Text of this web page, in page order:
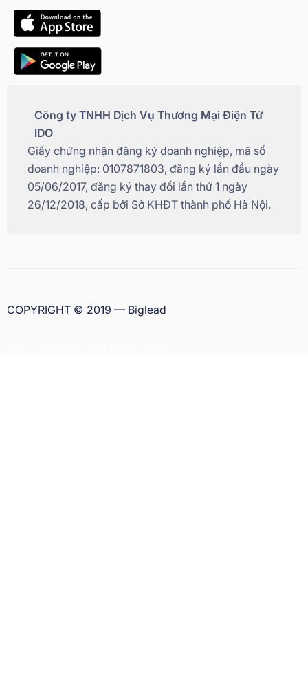
Công ty TNHH Dịch Vụ Thương Mại Điện Tử
IDO
Giấy chứng nhận đăng ký doanh nghiệp, mã số
doanh nghiệp: 0107871803, đăng ký lần đầu ngày
05/06/2017, đăng ký thay đổi lần thứ 1 ngày
26/12/2018, cấp bởi Sở KHĐT thành phố Hà Nội.
COPYRIGHT © 2019 — Biglead